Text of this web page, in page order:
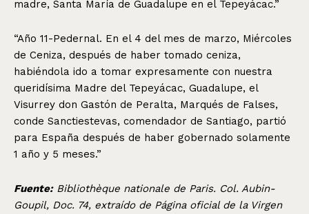
madre, Santa María de Guadalupe en el Tepeyácac.”
“Año 11-Pedernal. En el 4 del mes de marzo, Miércoles
de Ceniza, después de haber tomado ceniza,
habiéndola ido a tomar expresamente con nuestra
queridísima Madre del Tepeyácac, Guadalupe, el
Visurrey don Gastón de Peralta, Marqués de Falses,
conde Sanctiestevas, comendador de Santiago, partió
para España después de haber gobernado solamente
1 año y 5 meses.”
Fuente:Bibliothèque nationale de Paris. Col. Aubin-
Goupil, Doc. 74, extraído de Página oficial de la Virgen